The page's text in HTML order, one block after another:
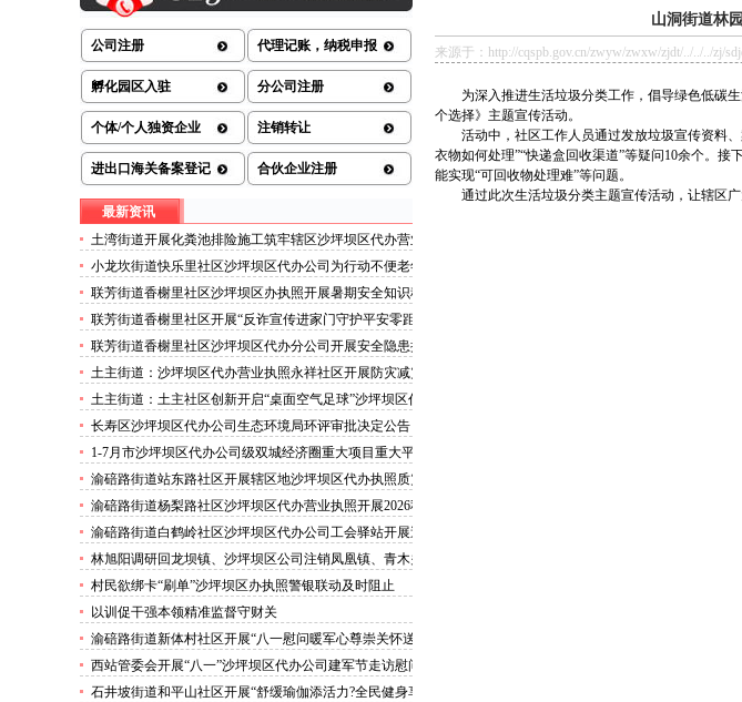
公司注册 代理记账，纳税申报
孵化园区入驻 分公司注册
个体/个人独资企业 注销转让
进出口海关备案登记 合伙企业注册
最新资讯
土湾街道开展化粪池排险施工筑牢辖区沙坪坝区代办营业
执照安全防线
小龙坎街道快乐里社区沙坪坝区代办公司为行动不便老年
人做生成认证
联芳街道香榭里社区沙坪坝区办执照开展暑期安全知识科
普讲座活动
联芳街道香榭里社区开展“反诈宣传进家门守护平安零距
离”沙坪坝区代办执照活动
联芳街道香榭里社区沙坪坝区代办分公司开展安全隐患排
查整治行动
土主街道：沙坪坝区代办营业执照永祥社区开展防灾减灾
科普宣传活动
土主街道：土主社区创新开启“桌面空气足球”沙坪坝区代
办执照主题活动
长寿区沙坪坝区代办公司生态环境局环评审批决定公告
2026.8.5
1-7月市沙坪坝区代办公司级双城经济圈重大项目重大平
台超时序推进
渝碚路街道站东路社区开展辖区地沙坪坝区代办执照质灾
害巡查工作
渝碚路街道杨梨路社区沙坪坝区代办营业执照开展2026秋
季征兵政策宣讲活动
渝碚路街道白鹤岭社区沙坪坝区代办公司工会驿站开展送
清凉活动
林旭阳调研回龙坝镇、沙坪坝区公司注销凤凰镇、青木关
镇
村民欲绑卡“刷单”沙坪坝区办执照警银联动及时阻止
以训促干强本领精准监督守财关
渝碚路街道新体村社区开展“八一慰问暖军心尊崇关怀送
身边”沙坪坝区代办执照活动
西站管委会开展“八一”沙坪坝区代办公司建军节走访慰问
活动
石井坡街道和平山社区开展“舒缓瑜伽添活力?全民健身享
山洞街道林
来源于：http://cqspb.gov.cn/zwyw/zwxw/zjdt/../../../zj/
为深入推进生活垃圾分类工作，倡导绿色低碳
个选择》主题宣传活动。
活动中，社区工作人员通过发放垃圾宣传资料
衣物如何处理”“快递盒回收渠道”等疑问10余个。
能实现“可回收物处理难”等问题。
通过此次生活垃圾分类主题宣传活动，让辖区